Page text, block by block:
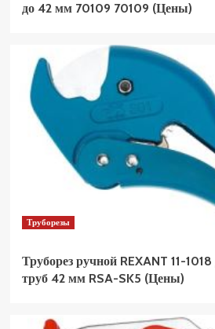
до 42 мм 70109 70109 (Цены)
Труборезы
Труборез ручной REXANT 11-
труб 42 мм RSA-SK5 (Цены)